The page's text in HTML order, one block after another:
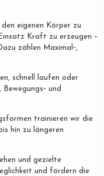
eigenen Körper zu
Kraft zu erzeugen –
zählen Maximal‐,
schnell laufen oder
und
trainieren wir die
hin zu längeren
und gezielte
und fördern die